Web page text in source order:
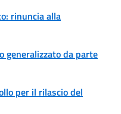
rinuncia alla
generalizzato da parte
per il rilascio del